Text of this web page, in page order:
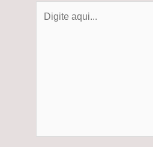
aqui...